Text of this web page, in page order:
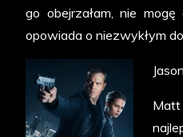
go obejrzałam, nie
opowiada o niezwykłym
Matt